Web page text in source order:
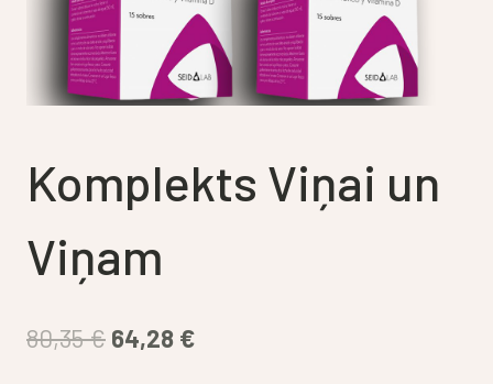
Komplekts Viņai un
Viņam
80,35€ Original
64,28 €Current